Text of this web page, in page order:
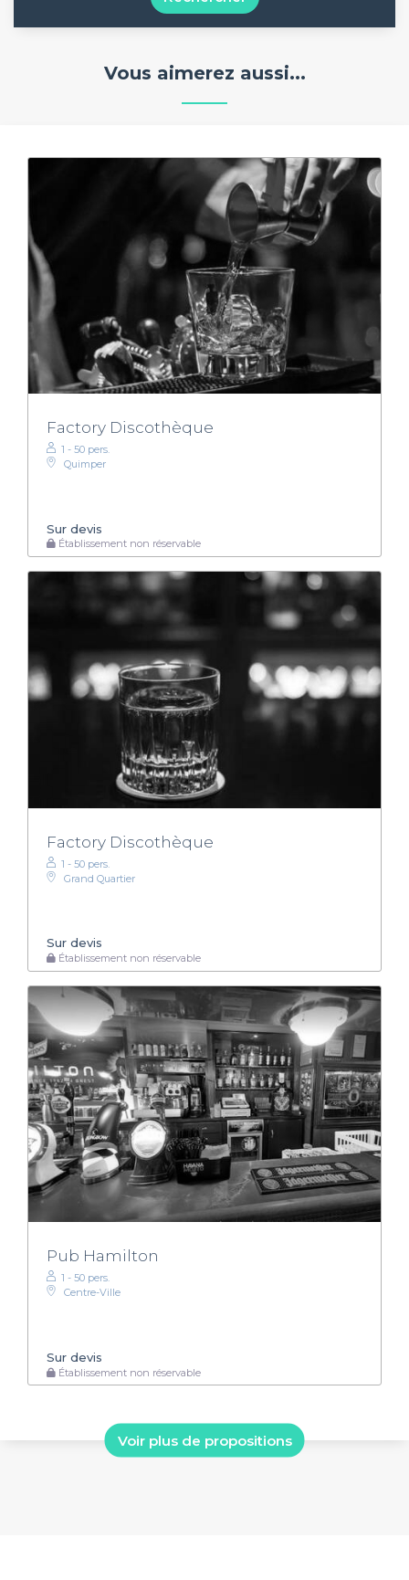
Vous aimerez aussi...
Factory Discothèque
1 - 50 pers.
Quimper
Sur devis
Établissement non réservable
Factory Discothèque
1 - 50 pers.
Grand Quartier
Sur devis
Établissement non réservable
Pub Hamilton
1 - 50 pers.
Centre-Ville
Sur devis
Établissement non réservable
Voir plus de propositions